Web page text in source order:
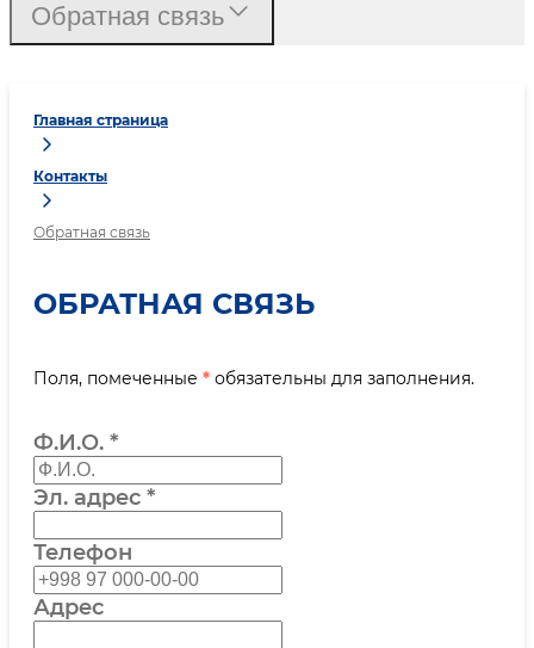
Главная страница
Контакты
Обратная связь
ОБРАТНАЯ СВЯЗЬ
Поля, помеченные * обязательны для заполнения.
Ф.И.О. *
Эл. адрес *
Телефон
Адрес
Обратная связь